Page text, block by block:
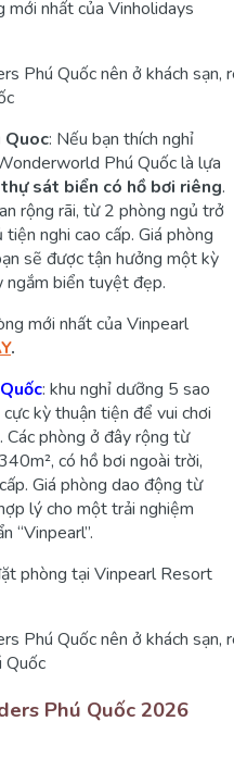
mới nhất của Vinholidays
: Nếu bạn thích nghỉ
Phú Quốc là lựa
sát biển có hồ bơi riêng.
rộng rãi, từ 2 phòng ngủ trở
nghi cao cấp. Giá phòng
sẽ được tận hưởng một kỳ
ngắm biển tuyệt đẹp.
mới nhất của Vinpearl
.
: khu nghỉ dưỡng 5 sao
kỳ thuận tiện để vui chơi
Các phòng ở đây rộng từ
có hồ bơi ngoài trời,
Giá phòng dao động từ
lý cho một trải nghiệm
“Vinpearl”.
phòng tại Vinpearl Resort
Quốc
Phú Quốc 2026